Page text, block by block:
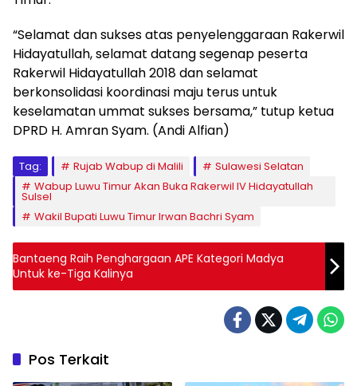
“Selamat dan sukses atas penyelenggaraan Rakerwil
Hidayatullah, selamat datang segenap peserta
Rakerwil Hidayatullah 2018 dan selamat
berkonsolidasi koordinasi maju terus untuk
keselamatan ummat sukses bersama,” tutup ketua
DPRD H. Amran Syam. (Andi Alfian)
Tag: Rujab Wabup di Malili
Sulawesi Selatan
Wabup Luwu Timur Akan Buka Rakerwil IV Hidayatullah
Sulsel
Wakil Bupati Luwu Timur Irwan Bachri Syam
Bantaeng Raih Penghargaan APE Kategori Madya
Untuk ke-Tiga Kalinya
Pos Terkait